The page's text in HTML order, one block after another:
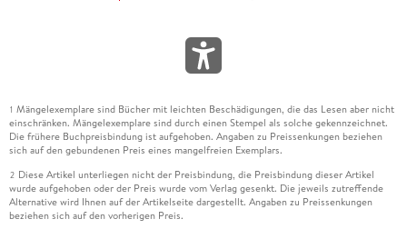
1 Mängelexemplare sind Bücher mit leichten Beschädigungen, die das Lesen aber nicht
einschränken. Mängelexemplare sind durch einen Stempel als solche gekennzeichnet.
Die frühere Buchpreisbindung ist aufgehoben. Angaben zu Preissenkungen beziehen
sich auf den gebundenen Preis eines mangelfreien Exemplars.
2 Diese Artikel unterliegen nicht der Preisbindung, die Preisbindung dieser Artikel
wurde aufgehoben oder der Preis wurde vom Verlag gesenkt. Die jeweils zutreffende
Alternative wird Ihnen auf der Artikelseite dargestellt. Angaben zu Preissenkungen
beziehen sich auf den vorherigen Preis.